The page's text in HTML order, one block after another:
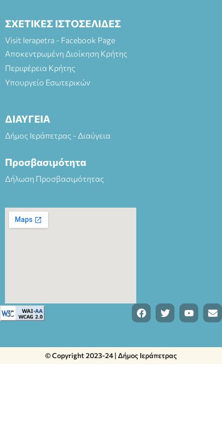
ΣΧΕΤΙΚΕΣ ΙΣΤΟΣΕΛΙΔΕΣ
Visit Ierapetra - Facebook Page
Αποκεντρωμένη Διοίκηση Κρήτης
Περιφέρεια Κρήτης
Υπουργείο Εσωτερικών
ΔΙΑΥΓΕΙΑ
Δήμος Ιεράπετρας - Διαύγεια
Προσβασιμότητα
Δήλωση Προσβασιμότητας
© Copyright 2023-24 | Δήμος Ιεράπετρας